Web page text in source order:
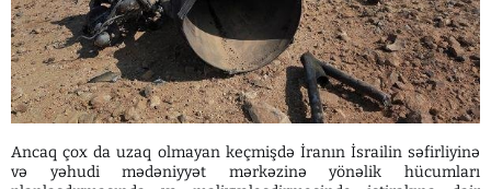
Ancaq çox da uzaq olmayan keçmişdə İranın İsrailin səfirliyinə
və yəhudi mədəniyyət mərkəzinə yönəlik hücumları